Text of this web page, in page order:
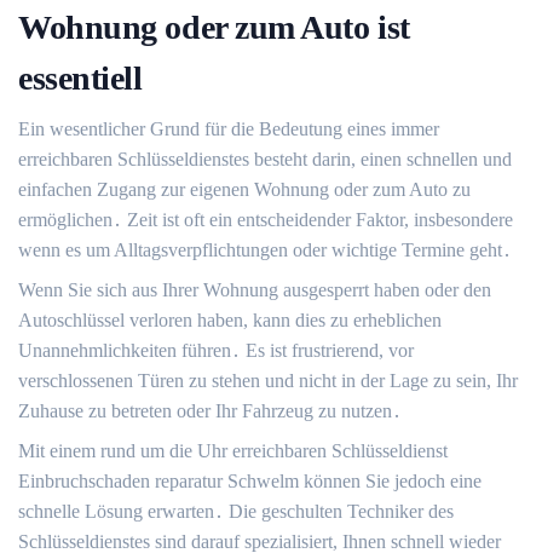
Wohnung oder zum Auto ist
essentiell
Ein wesentlicher Grund für die Bedeutung eines immer
erreichbaren Schlüsseldienstes besteht darin, einen schnellen und
einfachen Zugang zur eigenen Wohnung oder zum Auto zu
ermöglichen․ Zeit ist oft ein entscheidender Faktor, insbesondere
wenn es um Alltagsverpflichtungen oder wichtige Termine geht․
Wenn Sie sich aus Ihrer Wohnung ausgesperrt haben oder den
Autoschlüssel verloren haben, kann dies zu erheblichen
Unannehmlichkeiten führen․ Es ist frustrierend, vor
verschlossenen Türen zu stehen und nicht in der Lage zu sein, Ihr
Zuhause zu betreten oder Ihr Fahrzeug zu nutzen․
Mit einem rund um die Uhr erreichbaren Schlüsseldienst
Einbruchschaden reparatur Schwelm können Sie jedoch eine
schnelle Lösung erwarten․ Die geschulten Techniker des
Schlüsseldienstes sind darauf spezialisiert, Ihnen schnell wieder